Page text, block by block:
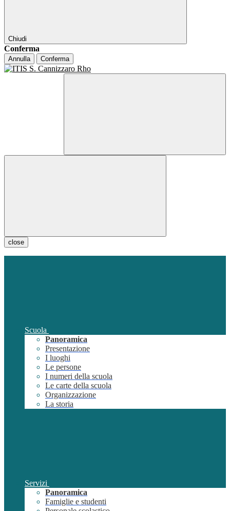
Chiudi
Conferma
Annulla Conferma
close
Scuola
Panoramica
Presentazione
I luoghi
Le persone
I numeri della scuola
Le carte della scuola
Organizzazione
La storia
Servizi
Panoramica
Famiglie e studenti